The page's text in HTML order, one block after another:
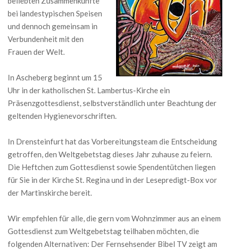
bei landestypischen Speisen
und dennoch gemeinsam in
Verbundenheit mit den
Frauen der Welt.
In Ascheberg beginnt um 15
Uhr in der katholischen St. Lambertus-Kirche ein
Präsenzgottesdienst, selbstverständlich unter Beachtung der
geltenden Hygienevorschriften.
In Drensteinfurt hat das Vorbereitungsteam die Entscheidung
getroffen, den Weltgebetstag dieses Jahr zuhause zu feiern.
Die Heftchen zum Gottesdienst sowie Spendentütchen liegen
für Sie in der Kirche St. Regina und in der Lesepredigt-Box vor
der Martinskirche bereit.
Wir empfehlen für alle, die gern vom Wohnzimmer aus an einem
Gottesdienst zum Weltgebetstag teilhaben möchten, die
folgenden Alternativen: Der Fernsehsender Bibel TV zeigt am